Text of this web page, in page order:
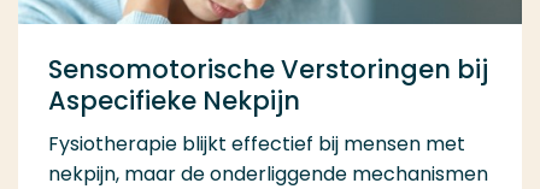
Sensomotorische Verstoringen bij
Aspecifieke Nekpijn
Fysiotherapie blijkt effectief bij mensen met
nekpijn, maar de onderliggende mechanismen